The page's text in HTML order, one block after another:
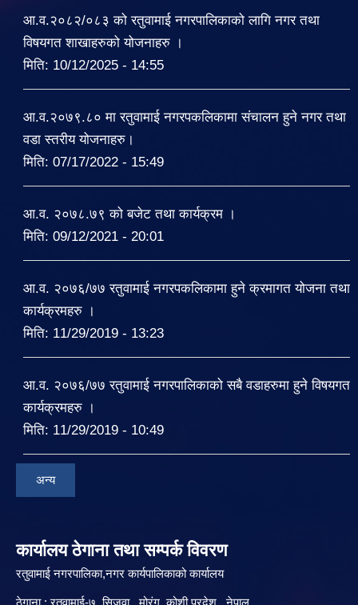
आ.व.२०८२/०८३ को रतुवामाई नगरपालिकाको लागि नगर तथा
विषयगत शाखाहरुको योजनाहरु ।
मिति: 10/12/2025 - 14:55
आ.व.२०७९.८० मा रतुवामाई नगरपकलिकामा संचालन हुने नगर तथा
वडा स्तरीय योजनाहरु।
मिति: 07/17/2022 - 15:49
आ.व. २०७८.७९ को बजेट तथा कार्यक्रम ।
मिति: 09/12/2021 - 20:01
आ.व. २०७६/७७ रतुवामाई नगरपकलिकामा हुने क्रमागत योजना तथा
कार्यक्रमहरु ।
मिति: 11/29/2019 - 13:23
आ.व. २०७६/७७ रतुवामाई नगरपालिकाको सबै वडाहरुमा हुने विषयगत
कार्यक्रमहरु ।
मिति: 11/29/2019 - 10:49
अन्य
कार्यालय ठेगाना तथा सम्पर्क विवरण
रतुवामाई नगरपालिका,नगर कार्यपालिकाको कार्यालय
ठेगाना : रतुवामाई-७, सिजुवा , मोरंग ,कोशी प्रदेश , नेपाल